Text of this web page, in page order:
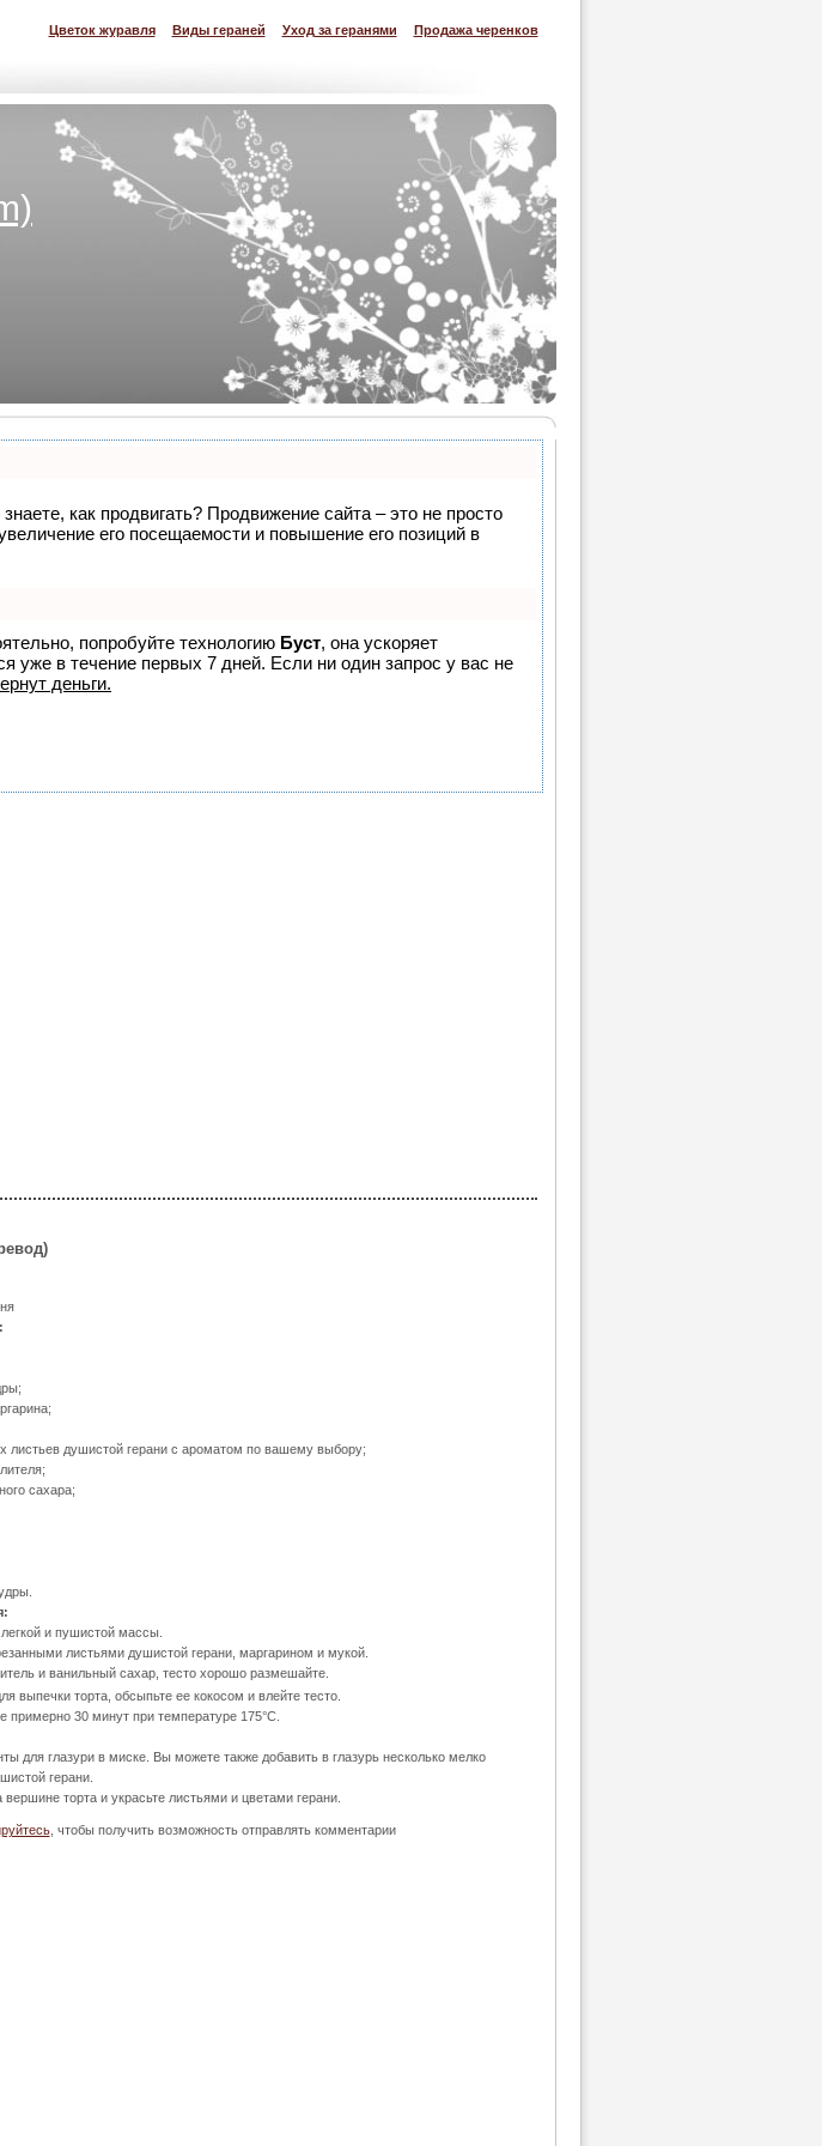
Цветок журавля Виды гераней Уход за геранями Продажа черенков
как продвигать? Продвижение сайта – это не просто
его посещаемости и повышение его позиций в
попробуйте технологию Буст, она ускоряет
уже в течение первых 7 дней. Если ни один запрос у вас не
деньги.
листьев душистой герани с ароматом по вашему выбору;
сахара;
и пушистой массы.
листьями душистой герани, маргарином и мукой.
и ванильный сахар, тесто хорошо размешайте.
выпечки торта, обсыпьте ее кокосом и влейте тесто.
примерно 30 минут при температуре 175°С.
для глазури в миске. Вы можете также добавить в глазурь несколько мелко
герани.
вершине торта и украсьте листьями и цветами герани.
, чтобы получить возможность отправлять комментарии